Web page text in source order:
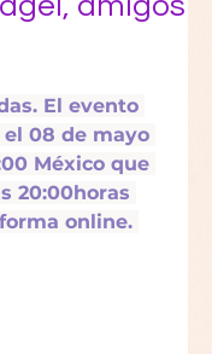
El evento
08 de mayo
México que
20:00horas
online.